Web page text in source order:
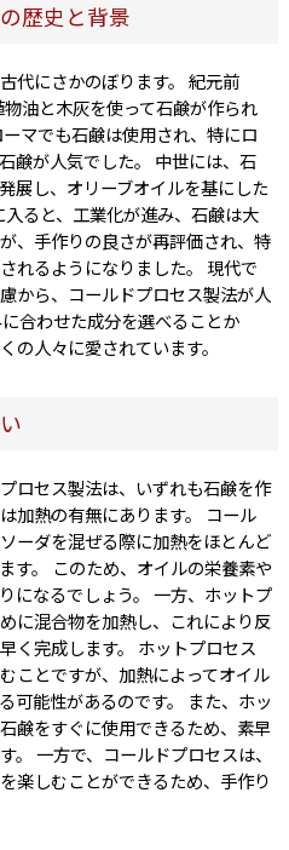
歴史と背景
代にさかのぼります。 紀元前
油と木灰を使って石鹸が作られ
マでも石鹸は使用され、特にロ
鹸が人気でした。 中世には、石
展し、オリーブオイルを基にした
ると、工業化が進み、石鹸は大
、手作りの良さが再評価され、特
れるようになりました。 現代で
から、コールドプロセス製法が人
合わせた成分を選べることか
の人々に愛されています。
ロセス製法は、いずれも石鹸を作
加熱の有無にあります。 コール
ーダを混ぜる際に加熱をほとんど
す。 このため、オイルの栄養素や
になるでしょう。 一方、ホットプ
に混合物を加熱し、これにより反
く完成します。 ホットプロセス
ことですが、加熱によってオイル
可能性があるのです。 また、ホッ
鹸をすぐに使用できるため、素早
。 一方で、コールドプロセスは、
楽しむことができるため、手作り